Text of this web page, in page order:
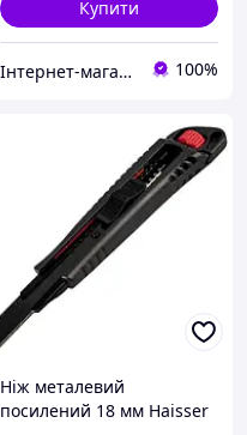
Купити
Інтернет-магазин інструментів "R-Tools" 100%
Ніж металевий
посилений 18 мм Haisser